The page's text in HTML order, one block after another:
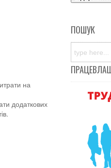
на
додаткових
ПОШУК